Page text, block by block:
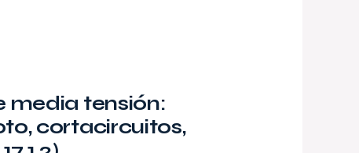
media tensión:
cortacircuitos,